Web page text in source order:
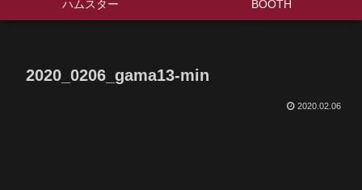
ハムスター BOOTH
2020_0206_gama13-min
2020.02.06